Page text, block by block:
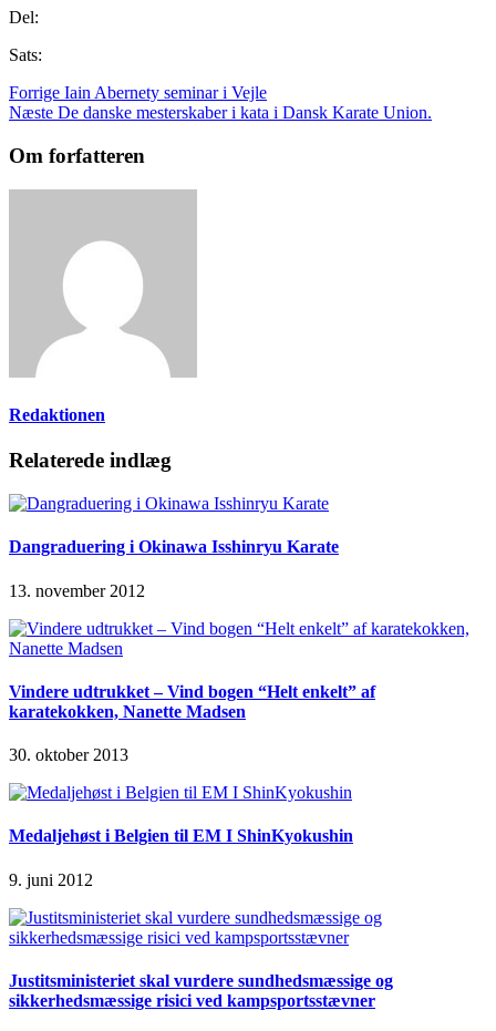
Del:
Sats:
Forrige Iain Abernety seminar i Vejle
Næste De danske mesterskaber i kata i Dansk Karate Union.
Om forfatteren
Redaktionen
Relaterede indlæg
Dangraduering i Okinawa Isshinryu Karate
13. november 2012
Vindere udtrukket – Vind bogen “Helt enkelt” af
karatekokken, Nanette Madsen
30. oktober 2013
Medaljehøst i Belgien til EM I ShinKyokushin
9. juni 2012
Justitsministeriet skal vurdere sundhedsmæssige og
sikkerhedsmæssige risici ved kampsportsstævner